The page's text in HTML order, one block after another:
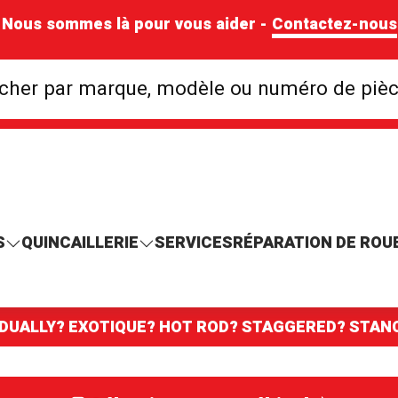
Nous sommes là pour vous aider - Contactez-nous
par marque, modèle ou numéro de
Rechercher par
QUINCAILLERIE SERVICESRÉPARATION DE
EXOTIQUE? HOT ROD? STAGGERED?